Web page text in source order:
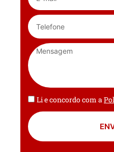
Li e concordo com a